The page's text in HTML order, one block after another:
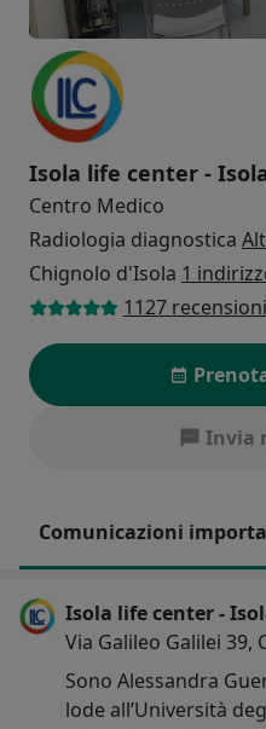
Isola life center -
Centro Medico
Radiologia diagnostica
Chignolo d'Isola 1
1127 recensioni
Invia
Comunicazioni
Isola life center -
Via Galileo Galilei 39,
Sono Alessandra
lode all’Università